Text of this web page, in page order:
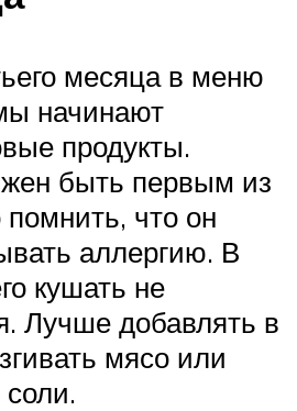
месяца в меню
начинают
продукты.
быть первым из
что он
аллергию. В
кушать не
Лучше добавлять в
мясо или